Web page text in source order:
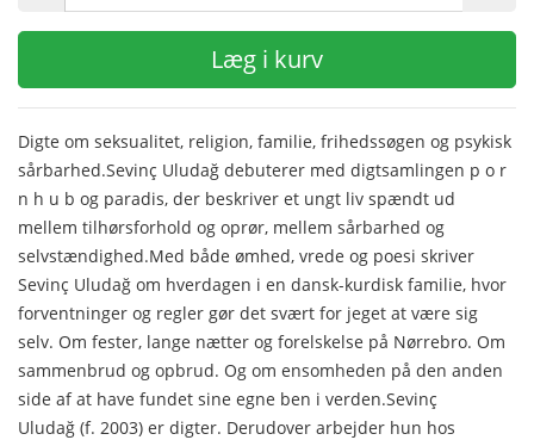
Læg i kurv
Digte om seksualitet, religion, familie, frihedssøgen og psykisk
sårbarhed.Sevinç Uludağ debuterer med digtsamlingen p o r
n h u b og paradis, der beskriver et ungt liv spændt ud
mellem tilhørsforhold og oprør, mellem sårbarhed og
selvstændighed.Med både ømhed, vrede og poesi skriver
Sevinç Uludağ om hverdagen i en dansk-kurdisk familie, hvor
forventninger og regler gør det svært for jeget at være sig
selv. Om fester, lange nætter og forelskelse på Nørrebro. Om
sammenbrud og opbrud. Og om ensomheden på den anden
side af at have fundet sine egne ben i verden.Sevinç
Uludağ (f. 2003) er digter. Derudover arbejder hun hos